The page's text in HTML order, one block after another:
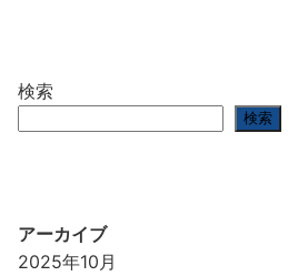
検索
検索
アーカイブ
2025年10月